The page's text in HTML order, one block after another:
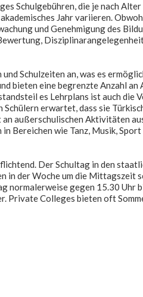
Schulgebühren, die je nach
Jahr variieren. Obwohl
und Genehmigung des
Schulzeiten an, was es
bieten eine begrenzte Anzahl an
es Lehrplans ist auch die
erwartet, dass sie
außerschulischen Aktivitäten
Bereichen wie Tanz, Musik,
Der Schultag in den
in der Woche um die Mittagszeit
normalerweise gegen 15.30 Uhr
Private Colleges bieten oft